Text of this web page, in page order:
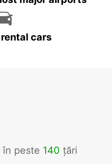
cars
în peste 140 țări